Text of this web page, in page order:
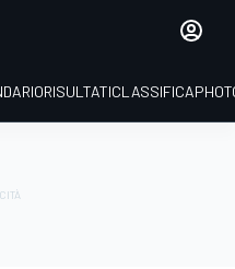
RISULTATICLASSIFICA